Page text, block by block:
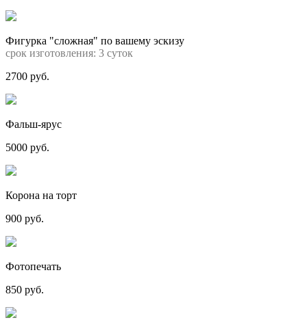
Фигурка "сложная" по вашему эскизу
срок изготовления: 3 суток
2700 руб.
Фальш-ярус
5000 руб.
Корона на торт
900 руб.
Фотопечать
850 руб.